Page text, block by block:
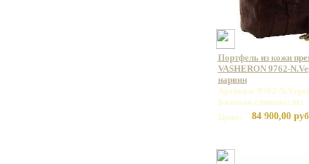
Портфель из кожи
VASHERON 9762-
нарвин
Артикул: 9762-
Базовая единица: шт
Цена:
84 900,00